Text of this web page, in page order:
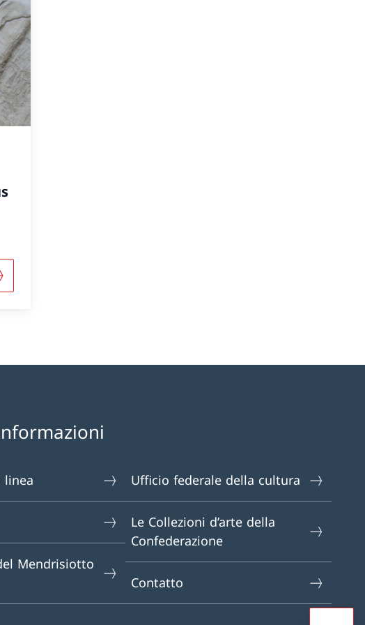
informazioni su ««Le vittime del lavoro»: un focus»
linea
Mendrisiotto
Ufficio federale della cultura
Le Collezioni d’arte della
Confederazione
Contatto